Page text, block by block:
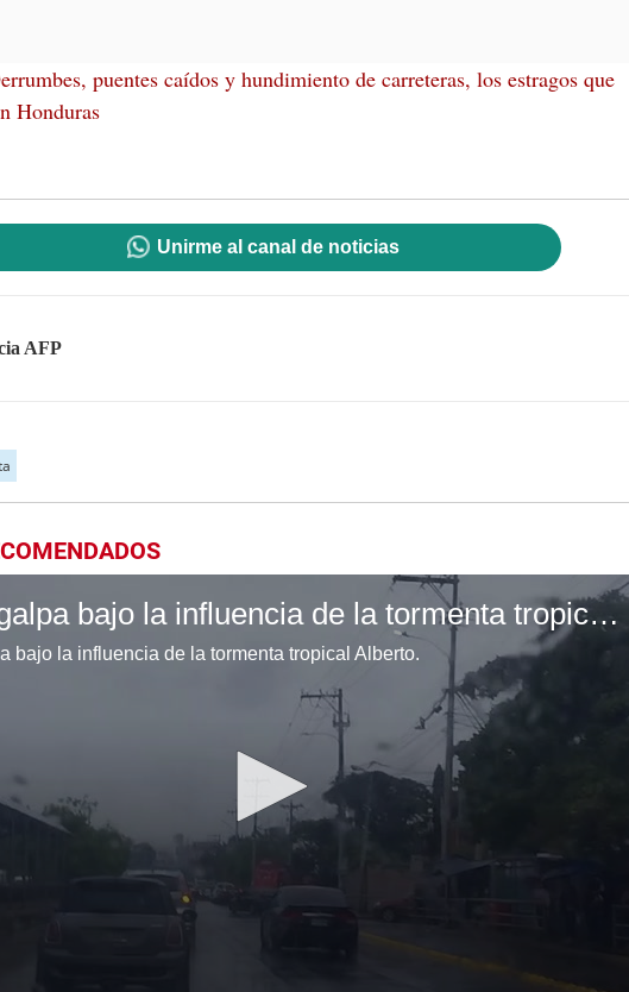
puentes caídos y hundimiento de carreteras, los estragos que
Honduras
Unirme al canal de noticias
AFP
Tegucigalpa bajo la influencia de la tormenta tropical Alberto
bajo la influencia de la tormenta tropical Alberto.